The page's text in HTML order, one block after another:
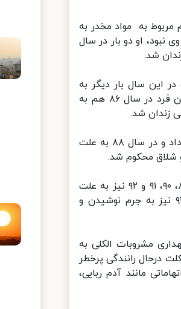
به دلیل ارتکاب جرایم مربوط به مواد مخدر به
او دو بار در سال
سال ۷۹ نیز ادامه یافت و در این سال بار دیگر به
زندان افتاد، در سال ۸۰ نیز همین فرد در زندان بوده است و محکومیت این فرد در سال ٨۶ هم به
شد.
طبق این اطلاعیه، متهم پس از آزادی از زندان به بزهکاری‌های خود ادامه داد و در سال ۸۸ به علت
در ادامه اطلاعیه آمده است: محکومیت‌های متعدد این فرد در سال‌های ۸۹، ۹۰، ۹۱ و ۹۲ نیز به علت
جرایم مربوط به مواد مخدر و شرب خمر ادامه یافت و در سال ٩۴ نیز به جرم نوشیدن و
دیگر به علت نگهداری مشروبات الکلی به
درحال رانندگی پرخطر
مانند آدم ربایی،